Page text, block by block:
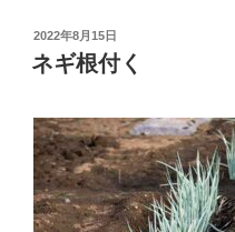
投
稿
日:
2022年8月15日
ネギ根付く